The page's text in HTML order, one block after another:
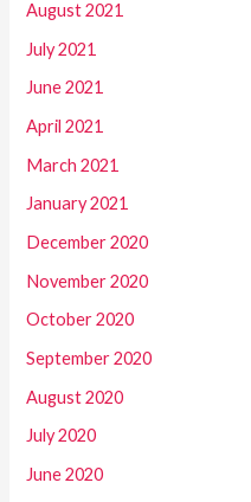
August 2021
July 2021
June 2021
April 2021
March 2021
January 2021
December 2020
November 2020
October 2020
September 2020
August 2020
July 2020
June 2020